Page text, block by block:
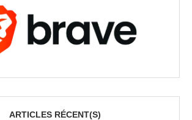
ARTICLES RÉCENT(S)